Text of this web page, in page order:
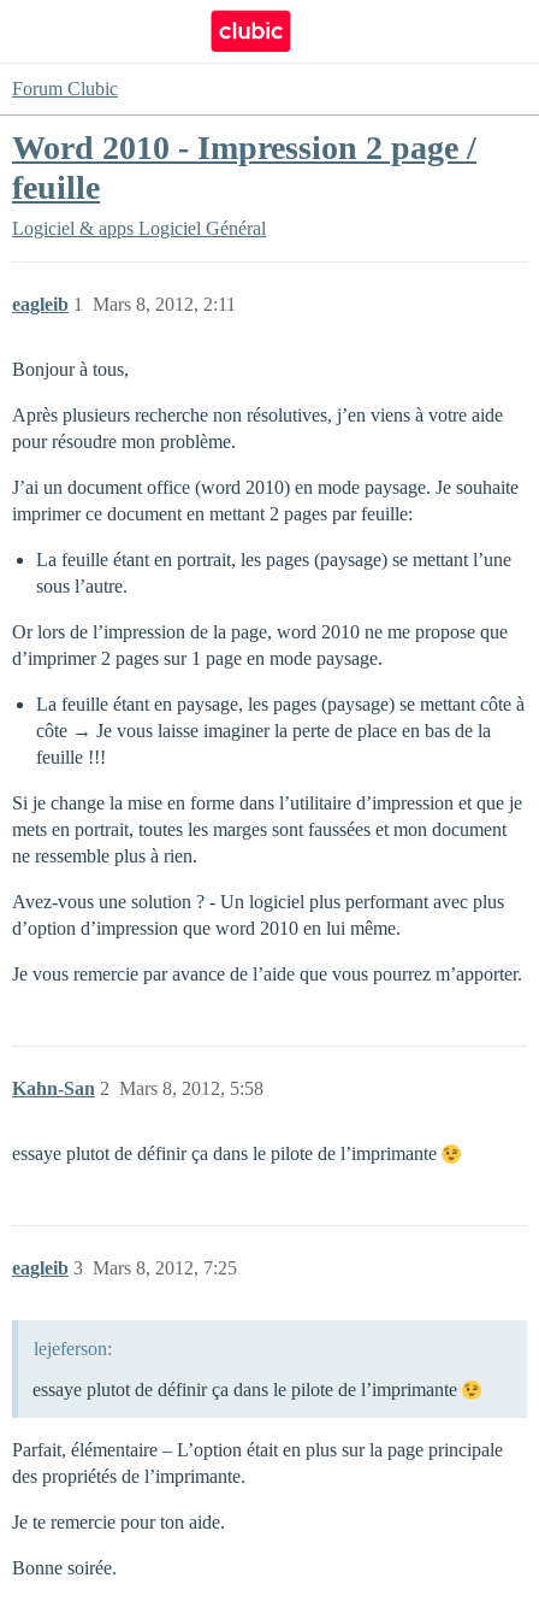
Forum Clubic
Word 2010 - Impression 2 page /
feuille
Logiciel & apps Logiciel Général
eagleib Mars 8, 2012, 2:11
1
Bonjour à tous,
Après plusieurs recherche non résolutives, j’en viens à votre aide
pour résoudre mon problème.
J’ai un document office (word 2010) en mode paysage. Je souhaite
imprimer ce document en mettant 2 pages par feuille:
La feuille étant en portrait, les pages (paysage) se mettant l’une
sous l’autre.
Or lors de l’impression de la page, word 2010 ne me propose que
d’imprimer 2 pages sur 1 page en mode paysage.
La feuille étant en paysage, les pages (paysage) se mettant côte à
côte → Je vous laisse imaginer la perte de place en bas de la
feuille !!!
Si je change la mise en forme dans l’utilitaire d’impression et que je
mets en portrait, toutes les marges sont faussées et mon document
ne ressemble plus à rien.
Avez-vous une solution ? - Un logiciel plus performant avec plus
d’option d’impression que word 2010 en lui même.
Je vous remercie par avance de l’aide que vous pourrez m’apporter.
Kahn-San Mars 8, 2012, 5:58
2
essaye plutot de définir ça dans le pilote de l’imprimante
eagleib Mars 8, 2012, 7:25
3
lejeferson:
essaye plutot de définir ça dans le pilote de l’imprimante
Parfait, élémentaire – L’option était en plus sur la page principale
des propriétés de l’imprimante.
Je te remercie pour ton aide.
Bonne soirée.